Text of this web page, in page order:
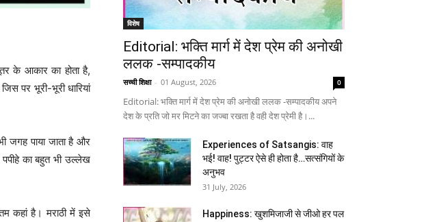
के आकार का होता है,
पर भूरी-भूरी धारियां
जगह पाया जाता है और
का बहुत भी उल्लेख
कहां है। मराठी में इसे
विशेष
Editorial: भक्ति मार्ग में देश प्रेम की अनोखी
ललक -सम्पादकीय
सच्ची शिक्षा - 01 August, 2026 0
Editorial: भक्ति मार्ग में देश प्रेम की अनोखी ललक -सम्पादकीय अपने
देश के प्रति जो मर मिटने का जज्बा रखता है वही देश प्रेमी है।...
Experiences of Satsangis: वाह
भई! वाह! पुट्टर ऐसे ही होता है…सत्संगियों के
अनुभव
31 July, 2026
Happiness: खुशमिजाजी से जीओ हर पल